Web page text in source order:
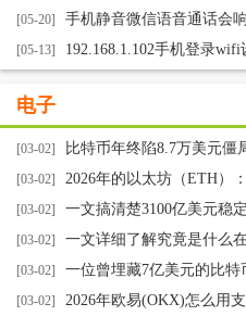
分析美元
[05-20]
手机静音微信语音通话会
[05-13]
192.168.1.102手机登录wifi
电子
[03-02]
比特币年终陷8.7万美元僵
的3大阻力与2026佈局新路径
[03-02]
2026年的以太坊（ETH）：
L1扩容等
[03-02]
一文搞清楚3100亿美元稳
的真相
[03-02]
一文详细了解究竟是什么
币的价格？
[03-02]
一位曾埋藏7亿美元的比
手、老手和怀疑者提供的实用建议
[03-02]
2026年欧易(OKX)怎么用